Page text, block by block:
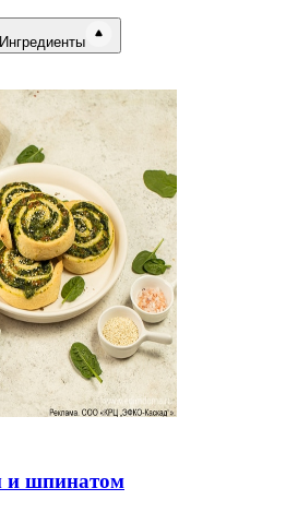
Ингредиенты
и шпинатом